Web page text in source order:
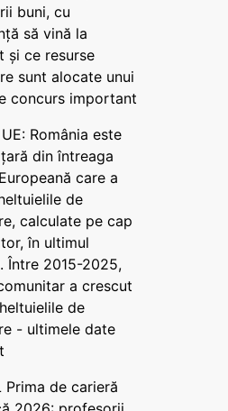
buni, cu
să vină la
și ce resurse
sunt alocate unui
concurs important
România este
din întreaga
care a
de
calculate pe cap
în ultimul
Între 2015-2025,
a crescut
de
- ultimele date
Prima de carieră